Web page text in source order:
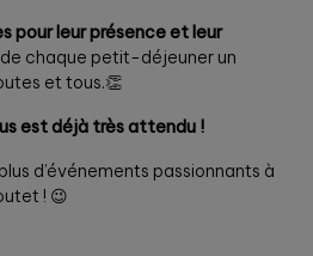
pour leur présence et leur
de chaque petit-déjeuner un
et tous.👏
est déjà très attendu !
d’événements passionnants à
! 😉